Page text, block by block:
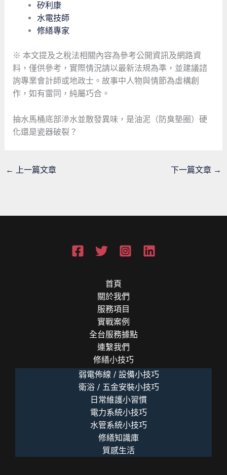
矽利康
水電技師
修繕專家
※ 本文提及之稅法相關內容為參考公開資訊及網路資
料，僅供參考，實際情況請以最新法規為準，並建議諮
詢專業會計師或地政士。故事中人物與情節為虛構創
作，如有雷同，純屬巧合。
抽水馬桶底部滲水並散發異味，是油泥（防臭墊圈）硬
化還是瓷器破裂？
← 上一篇文章 下一篇文章 →
首頁
關於我們
服務項目
實戰案例
全台服務據點
連繫我們
修繕小技巧
弱電佈線 / 設備小技巧
衛浴 / 五金安裝小技巧
日常維護小習慣
電力系統小技巧
水管系統小技巧
修繕知識庫
質感生活